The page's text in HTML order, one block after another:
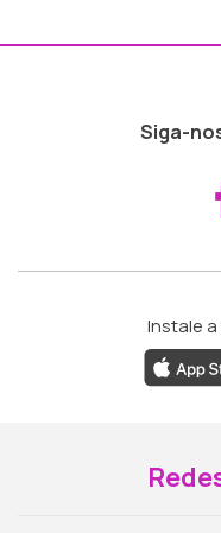
Siga-
Instale